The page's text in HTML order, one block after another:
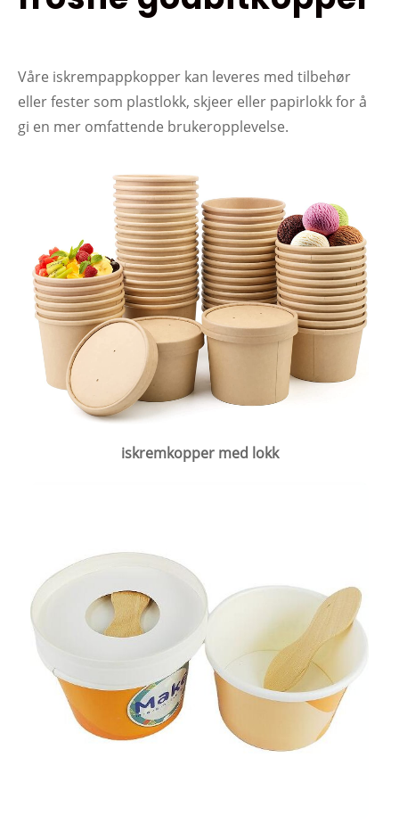
Våre iskrempappkopper kan leveres med tilbehør
eller fester som plastlokk, skjeer eller papirlokk for å
gi en mer omfattende brukeropplevelse.
iskremkopper med lokk